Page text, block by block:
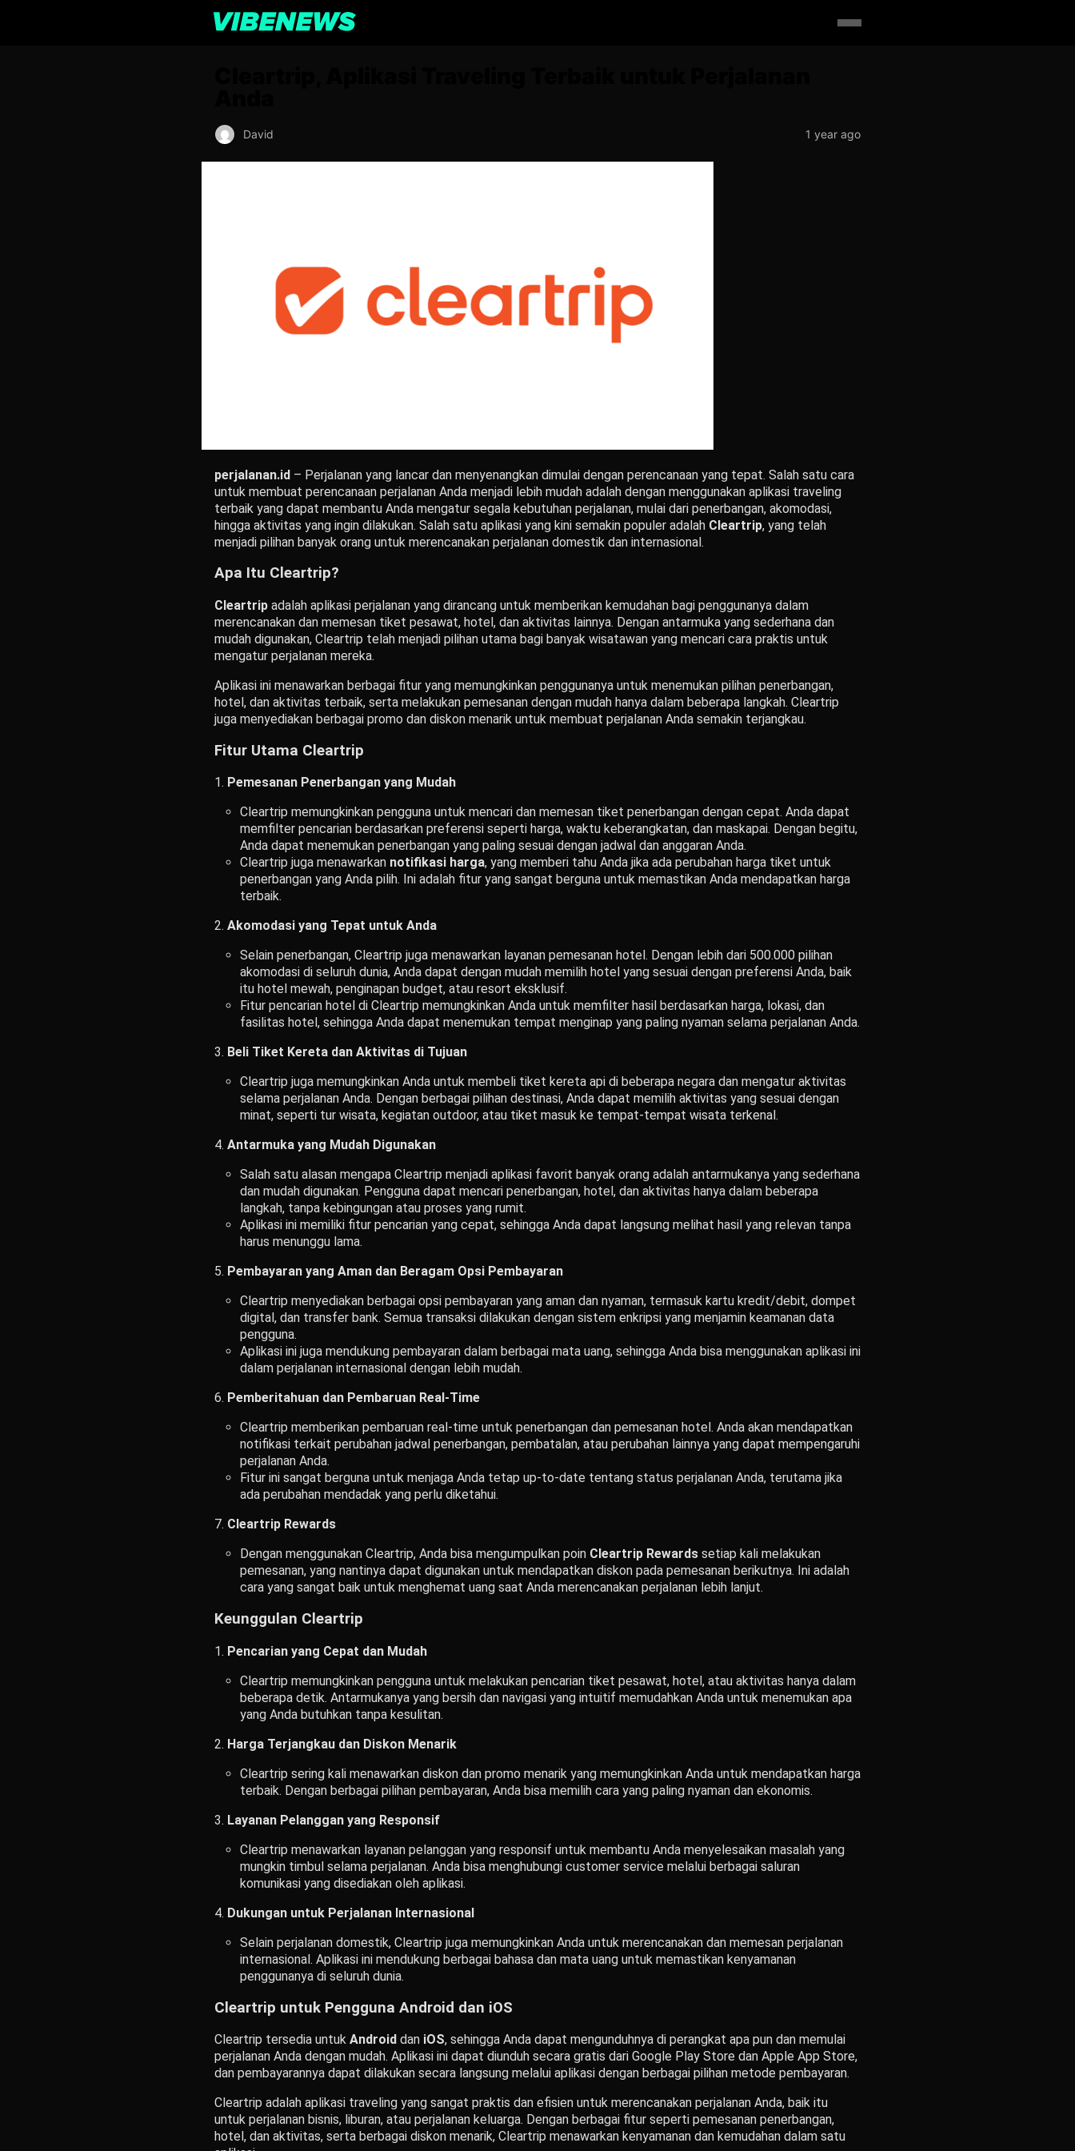
David 1 year ago
perjalanan.id – Perjalanan yang lancar dan menyenangkan dimulai dengan perencanaan yang tepat. Salah satu cara
untuk membuat perencanaan perjalanan Anda menjadi lebih mudah adalah dengan menggunakan aplikasi traveling
terbaik yang dapat membantu Anda mengatur segala kebutuhan perjalanan, mulai dari penerbangan, akomodasi,
hingga aktivitas yang ingin dilakukan. Salah satu aplikasi yang kini semakin populer adalah Cleartrip, yang telah
menjadi pilihan banyak orang untuk merencanakan perjalanan domestik dan internasional.
Apa Itu Cleartrip?
Cleartrip adalah aplikasi perjalanan yang dirancang untuk memberikan kemudahan bagi penggunanya dalam
merencanakan dan memesan tiket pesawat, hotel, dan aktivitas lainnya. Dengan antarmuka yang sederhana dan
mudah digunakan, Cleartrip telah menjadi pilihan utama bagi banyak wisatawan yang mencari cara praktis untuk
mengatur perjalanan mereka.
Aplikasi ini menawarkan berbagai fitur yang memungkinkan penggunanya untuk menemukan pilihan penerbangan,
hotel, dan aktivitas terbaik, serta melakukan pemesanan dengan mudah hanya dalam beberapa langkah. Cleartrip
juga menyediakan berbagai promo dan diskon menarik untuk membuat perjalanan Anda semakin terjangkau.
Fitur Utama Cleartrip
Pemesanan Penerbangan yang Mudah
Cleartrip memungkinkan pengguna untuk mencari dan memesan tiket penerbangan dengan cepat. Anda dapat
memfilter pencarian berdasarkan preferensi seperti harga, waktu keberangkatan, dan maskapai. Dengan begitu,
Anda dapat menemukan penerbangan yang paling sesuai dengan jadwal dan anggaran Anda.
Cleartrip juga menawarkan notifikasi harga, yang memberi tahu Anda jika ada perubahan harga tiket untuk
penerbangan yang Anda pilih. Ini adalah fitur yang sangat berguna untuk memastikan Anda mendapatkan harga
terbaik.
Akomodasi yang Tepat untuk Anda
Selain penerbangan, Cleartrip juga menawarkan layanan pemesanan hotel. Dengan lebih dari 500.000 pilihan
akomodasi di seluruh dunia, Anda dapat dengan mudah memilih hotel yang sesuai dengan preferensi Anda, baik
itu hotel mewah, penginapan budget, atau resort eksklusif.
Fitur pencarian hotel di Cleartrip memungkinkan Anda untuk memfilter hasil berdasarkan harga, lokasi, dan
fasilitas hotel, sehingga Anda dapat menemukan tempat menginap yang paling nyaman selama perjalanan Anda.
Beli Tiket Kereta dan Aktivitas di Tujuan
Cleartrip juga memungkinkan Anda untuk membeli tiket kereta api di beberapa negara dan mengatur aktivitas
selama perjalanan Anda. Dengan berbagai pilihan destinasi, Anda dapat memilih aktivitas yang sesuai dengan
minat, seperti tur wisata, kegiatan outdoor, atau tiket masuk ke tempat-tempat wisata terkenal.
Antarmuka yang Mudah Digunakan
Salah satu alasan mengapa Cleartrip menjadi aplikasi favorit banyak orang adalah antarmukanya yang sederhana
dan mudah digunakan. Pengguna dapat mencari penerbangan, hotel, dan aktivitas hanya dalam beberapa
langkah, tanpa kebingungan atau proses yang rumit.
Aplikasi ini memiliki fitur pencarian yang cepat, sehingga Anda dapat langsung melihat hasil yang relevan tanpa
harus menunggu lama.
Pembayaran yang Aman dan Beragam Opsi Pembayaran
Cleartrip menyediakan berbagai opsi pembayaran yang aman dan nyaman, termasuk kartu kredit/debit, dompet
digital, dan transfer bank. Semua transaksi dilakukan dengan sistem enkripsi yang menjamin keamanan data
pengguna.
Aplikasi ini juga mendukung pembayaran dalam berbagai mata uang, sehingga Anda bisa menggunakan aplikasi ini
dalam perjalanan internasional dengan lebih mudah.
Pemberitahuan dan Pembaruan Real-Time
Cleartrip memberikan pembaruan real-time untuk penerbangan dan pemesanan hotel. Anda akan mendapatkan
notifikasi terkait perubahan jadwal penerbangan, pembatalan, atau perubahan lainnya yang dapat mempengaruhi
perjalanan Anda.
Fitur ini sangat berguna untuk menjaga Anda tetap up-to-date tentang status perjalanan Anda, terutama jika
ada perubahan mendadak yang perlu diketahui.
Cleartrip Rewards
Dengan menggunakan Cleartrip, Anda bisa mengumpulkan poin Cleartrip Rewards setiap kali melakukan
pemesanan, yang nantinya dapat digunakan untuk mendapatkan diskon pada pemesanan berikutnya. Ini adalah
cara yang sangat baik untuk menghemat uang saat Anda merencanakan perjalanan lebih lanjut.
Keunggulan Cleartrip
Pencarian yang Cepat dan Mudah
Cleartrip memungkinkan pengguna untuk melakukan pencarian tiket pesawat, hotel, atau aktivitas hanya dalam
beberapa detik. Antarmukanya yang bersih dan navigasi yang intuitif memudahkan Anda untuk menemukan apa
yang Anda butuhkan tanpa kesulitan.
Harga Terjangkau dan Diskon Menarik
Cleartrip sering kali menawarkan diskon dan promo menarik yang memungkinkan Anda untuk mendapatkan harga
terbaik. Dengan berbagai pilihan pembayaran, Anda bisa memilih cara yang paling nyaman dan ekonomis.
Layanan Pelanggan yang Responsif
Cleartrip menawarkan layanan pelanggan yang responsif untuk membantu Anda menyelesaikan masalah yang
mungkin timbul selama perjalanan. Anda bisa menghubungi customer service melalui berbagai saluran
komunikasi yang disediakan oleh aplikasi.
Dukungan untuk Perjalanan Internasional
Selain perjalanan domestik, Cleartrip juga memungkinkan Anda untuk merencanakan dan memesan perjalanan
internasional. Aplikasi ini mendukung berbagai bahasa dan mata uang untuk memastikan kenyamanan
penggunanya di seluruh dunia.
Cleartrip untuk Pengguna Android dan iOS
Cleartrip tersedia untuk Android dan iOS, sehingga Anda dapat mengunduhnya di perangkat apa pun dan memulai
perjalanan Anda dengan mudah. Aplikasi ini dapat diunduh secara gratis dari Google Play Store dan Apple App Store,
dan pembayarannya dapat dilakukan secara langsung melalui aplikasi dengan berbagai pilihan metode pembayaran.
Cleartrip adalah aplikasi traveling yang sangat praktis dan efisien untuk merencanakan perjalanan Anda, baik itu
untuk perjalanan bisnis, liburan, atau perjalanan keluarga. Dengan berbagai fitur seperti pemesanan penerbangan,
hotel, dan aktivitas, serta berbagai diskon menarik, Cleartrip menawarkan kenyamanan dan kemudahan dalam satu